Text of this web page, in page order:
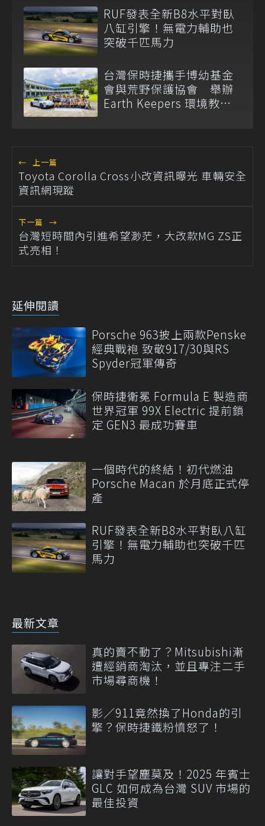
RUF發表全新B8水平對臥
八缸引擎！無電力輔助也
突破千匹馬力
台灣保時捷攜手博幼基金
會與荒野保護協會 舉辦
Earth Keepers 環境教育
← 上一篇
Toyota Corolla Cross小改資訊曝光 車輛安全
資訊網現蹤
下一篇 →
台灣短時間內引進希望渺茫，大改款MG ZS正
式亮相！
延伸閱讀
Porsche 963披上兩款Penske
經典戰袍 致敬917/30與RS
Spyder冠軍傳奇
保時捷衛冕 Formula E 製造商
世界冠軍 99X Electric 提前鎖
定 GEN3 最成功賽車
一個時代的終結！初代燃油
Porsche Macan 於月底正式停
產
RUF發表全新B8水平對臥八缸
引擎！無電力輔助也突破千匹
馬力
最新文章
真的賣不動了？Mitsubishi漸
遭經銷商淘汰，並且專注二手
市場尋商機！
影／911竟然換了Honda的引
擎？保時捷鐵粉憤怒了！
讓對手望塵莫及！2025 年賓士
GLC 如何成為台灣 SUV 市場的
最佳投資